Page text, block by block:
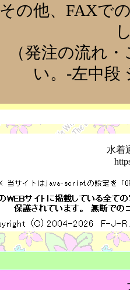
その他、FAXで
（発注の流れ
い。-左中段
水着